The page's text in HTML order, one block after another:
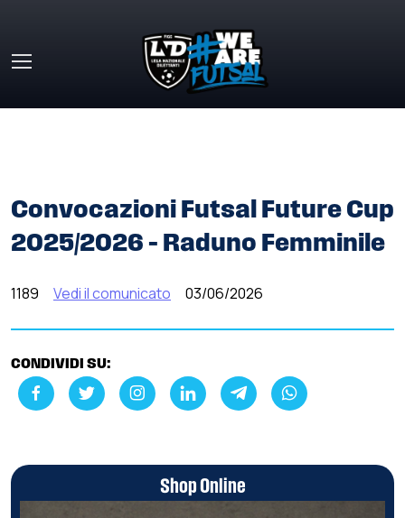
Convocazioni Futsal Future Cup
2025/2026 – Raduno Femminile
1189 Vedi il comunicato 03/06/2026
CONDIVIDI SU:
Shop Online